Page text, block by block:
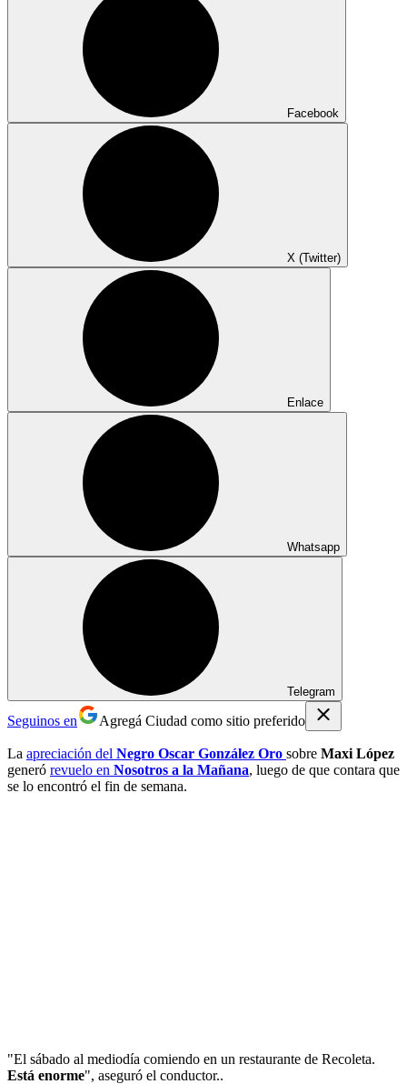
Facebook
X (Twitter)
Enlace
Whatsapp
Telegram
Seguinos en Agregá Ciudad como sitio preferido
La apreciación del Negro Oscar González Oro sobre Maxi López
generó revuelo en Nosotros a la Mañana, luego de que contara que
se lo encontró el fin de semana.
"El sábado al mediodía comiendo en un restaurante de Recoleta.
Está enorme", aseguró el conductor..